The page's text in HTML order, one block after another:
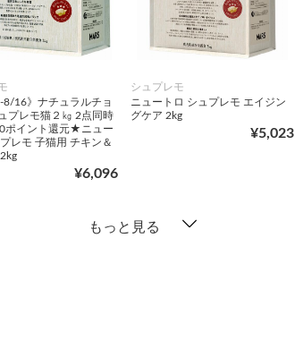
16》ナチュラルチョ
プレモ猫２㎏ 2点同時
ポイント還元★ニュー
レモ 子猫用 チキン＆
¥6,096
シュプレモ
ニュートロ シュプレモ エイジン
グケア 2kg
¥5,023
もっと見る